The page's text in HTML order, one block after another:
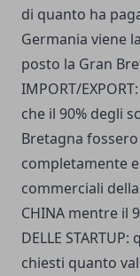
di quanto ha
Germania viene
posto la Gran
IMPORT/
che il 90% degli
Bretagna
completamente
commerciali
CHINA mentre il
DELLE
chiesti quanto